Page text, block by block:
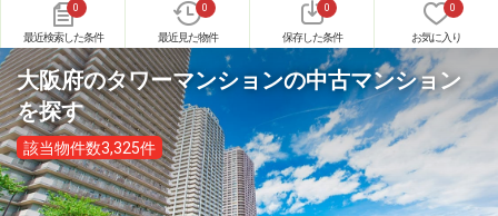
0
最近検索した条件
0
最近見た物件
0
保存した条件
0
お気に入り
大阪府のタワーマンションの中古マンション
を探す
該当物件数3,325件